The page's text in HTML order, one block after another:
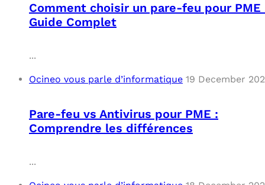
Comment choisir un pare-feu pour PME
Guide Complet
...
Ocineo vous parle d’informatique 19 December
Pare-feu vs Antivirus pour PME :
Comprendre les différences
...